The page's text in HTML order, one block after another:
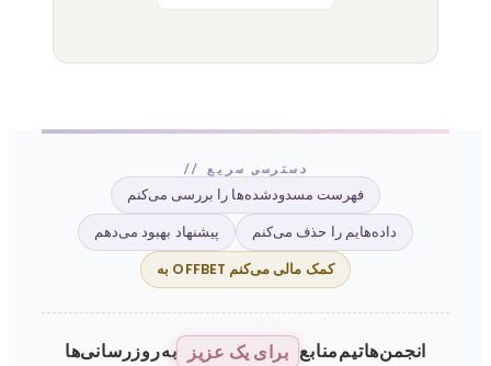
// دسترسی سریع
فهرست مسدودشده‌ها را بررسی می‌کنم
پیشنهاد بهبود می‌دهم
داده‌هایم را حذف می‌کنم
به OFFBET کمک مالی می‌کنم
به‌روزرسانی‌ها برای یک عزیز منابعتیمانجمن‌ها